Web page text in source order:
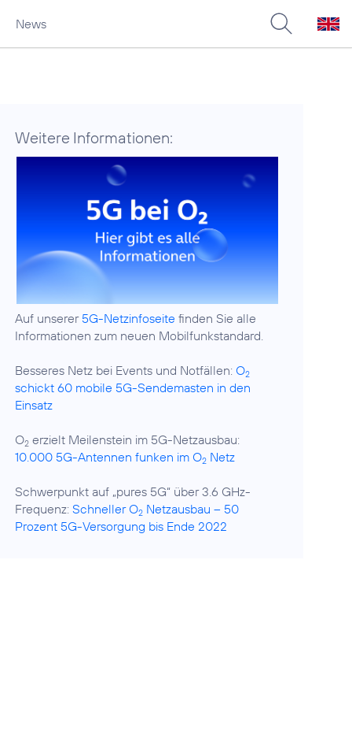
News
Weitere Informationen:
Auf unserer 5G-Netzinfoseite finden Sie alle
Informationen zum neuen Mobilfunkstandard.
Besseres Netz bei Events und Notfällen:O2
schickt 60 mobile 5G-Sendemasten in den
Einsatz
O2 erzielt Meilenstein im 5G-Netzausbau:
10.000 5G-Antennen funken im O2 Netz
Schwerpunkt auf „pures 5G“ über 3.6 GHz-
Frequenz:Schneller O2 Netzausbau – 50
Prozent 5G-Versorgung bis Ende 2022